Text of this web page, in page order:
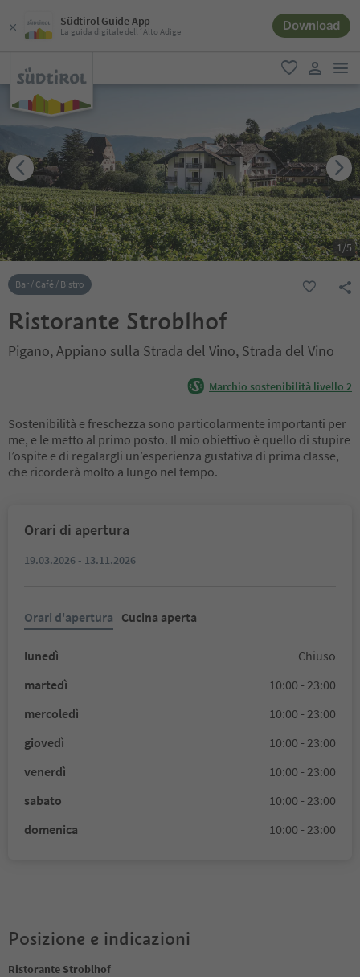
Südtirol Guide App
La guida digitale dell´Alto Adige Download
favoriti
user link
1/5
Bar / Café / Bistro
Ristorante Stroblhof
Pigano, Appiano sulla Strada del Vino, Strada del Vino
Marchio sostenibilità livello 2
Sostenibilità e freschezza sono particolarmente importanti per
me, e le metto al primo posto. Il mio obiettivo è quello di stupire
l’ospite e di regalargli un’esperienza gustativa di prima classe,
che ricorderà molto a lungo nel tempo.
Orari di apertura
19.03.2026 - 13.11.2026
Orari d'apertura Cucina aperta
lunedì
Chiuso
martedì
10:00 - 23:00
mercoledì
10:00 - 23:00
giovedì
10:00 - 23:00
venerdì
10:00 - 23:00
sabato
10:00 - 23:00
domenica
10:00 - 23:00
Posizione e indicazioni
Ristorante Stroblhof